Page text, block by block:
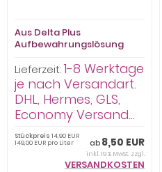
Aus Delta Plus
Aufbewahrungslösung
Aufbewahrungslösung
HART 100ml
Lieferzeit:1-8 Werktage
je nach Versandart.
DHL, Hermes, GLS,
Economy Versand...
ab 8,50 EUR
Stückpreis 14,90 EUR
149,00 EUR pro Liter
inkl. 19 % MwSt. zzgl.
VERSANDKOSTEN